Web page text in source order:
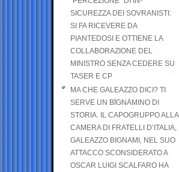
SICUREZZA DEI SOVRANISTI:
SI FA RICEVERE DA
PIANTEDOSI E OTTIENE LA
COLLABORAZIONE DEL
MINISTRO SENZA CEDERE SU
TASER E CP
MA CHE GALEAZZO DICI? TI
SERVE UN BIGNAMINO DI
STORIA. IL CAPOGRUPPO ALLA
CAMERA DI FRATELLI D’ITALIA,
GALEAZZO BIGNAMI, NEL SUO
ATTACCO SCONSIDERATO A
OSCAR LUIGI SCALFARO HA